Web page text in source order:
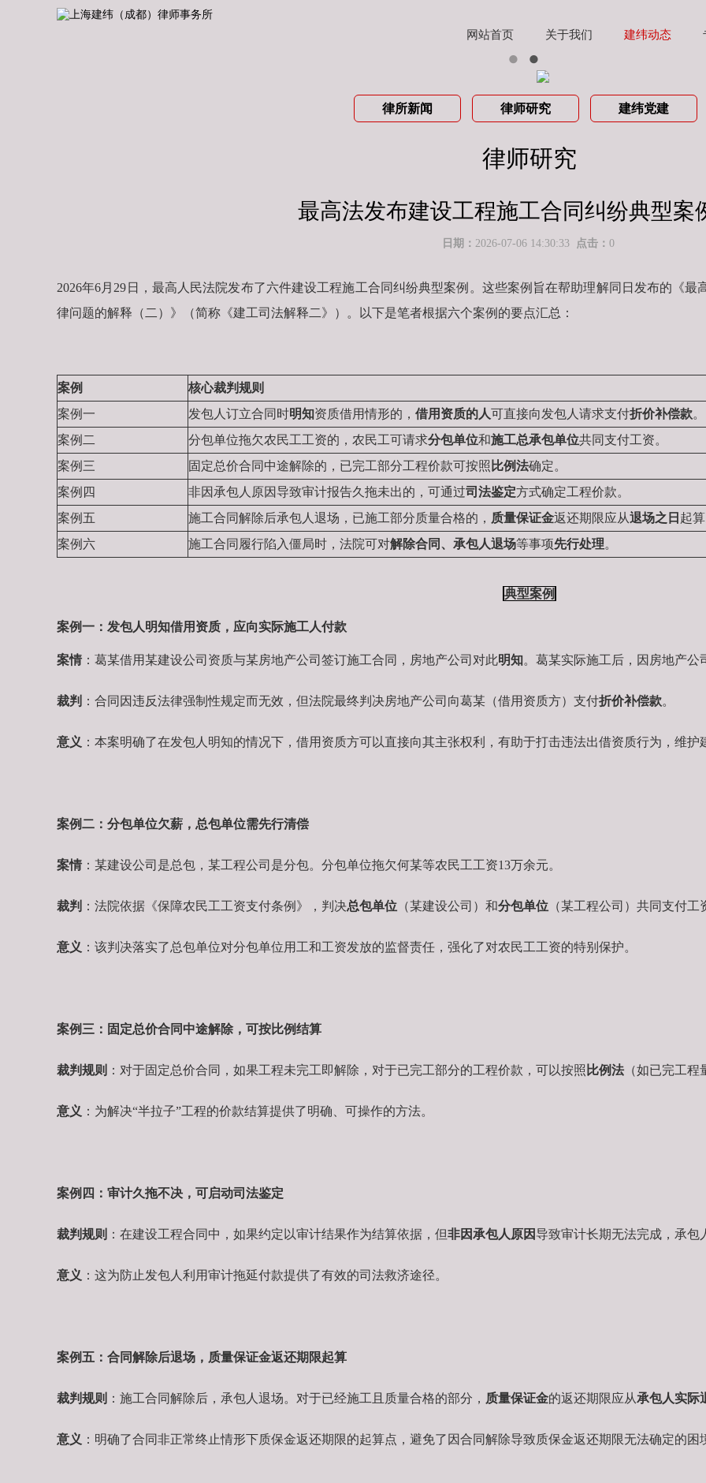
网站首页 关于我们 建纬动态
律所新闻 律师研究 建纬党建
律师研究
最高法发布建设工程施工合同纠纷典型案
日期： 2026-07-06 14:30:33 点击： 0
2026年6月29日，最高人民法院发布了六件建设工程施工合同纠纷典型案例。这些案例旨在帮助理解同日发布的《
律问题的解释（二）》（简称《建工司法解释二》）。以下是笔者根据六个案例的要点汇总：
案例
核心裁判规则
案例一
发包人订立合同时明知资质借用情形的， 借用资质的人可直接向发包人请求支付折价补偿款。
案例二
分包单位拖欠农民工工资的，农民工可请求分包单位和施工总承包单位共同支付工资。
案例三
固定总价合同中途解除的，已完工部分工程价款可按照 比例法确定。
案例四
非因承包人原因导致审计报告久拖未出的，可通过司法鉴定方式确定工程价款。
案例五
施工合同解除后承包人退场，已施工部分质量合格的， 质量保证金返还期限应从退场之日 起算
案例六
施工合同履行陷入僵局时，法院可对解除合同 、承包人退场等事项先行处理。
典型案例
案例一：发包人明知借用资质，应向实际施工人付款
案情 ：葛某借用某建设公司资质与某房地产公司签订施工合同，房地产公司对此明知。葛某实际施工后，因房地产公
裁判 ：合同因违反法律强制性规定而无效，但法院最终判决房地产公司向葛某（借用资质方）支付折价补偿款。
意义 ：本案明确了在发包人明知的情况下，借用资质方可以直接向其主张权利，有助于打击违法出借资质行为，维护
案例二：分包单位欠薪，总包单位需先行清偿
案情 ：某建设公司是总包，某工程公司是分包。分包单位拖欠何某等农民工工资13万余元。
裁判 ：法院依据《保障农民工工资支付条例》，判决总包单位 （某建设公司）和分包单位 （某工程公司）共同支付工
意义 ：该判决落实了总包单位对分包单位用工和工资发放的监督责任，强化了对农民工工资的特别保护。
案例三：固定总价合同中途解除，可按比例结算
裁判规则 ：对于固定总价合同，如果工程未完工即解除，对于已完工部分的工程价款，可以按照 比例法 （如已完工
意义 ：为解决“半拉子”工程的价款结算提供了明确、可操作的方法。
案例四：审计久拖不决，可启动司法鉴定
裁判规则 ：在建设工程合同中，如果约定以审计结果作为结算依据，但非因承包人原因 导致审计长期无法完成，承包
意义 ：这为防止发包人利用审计拖延付款提供了有效的司法救济途径。
案例五：合同解除后退场，质量保证金返还期限起算
裁判规则 ：施工合同解除后，承包人退场。对于已经施工且质量合格的部分， 质量保证金的返还期限应从承包人实际
意义 ：明确了合同非正常终止情形下质保金返还期限的起算点，避免了因合同解除导致质保金返还期限无法确定的困